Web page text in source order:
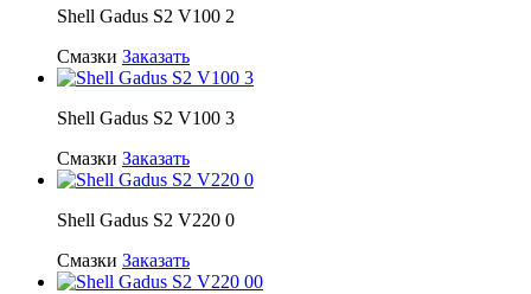
Shell Gadus S2 V100 2
Смазки Заказать
Shell Gadus S2 V100 3
Смазки Заказать
Shell Gadus S2 V220 0
Смазки Заказать